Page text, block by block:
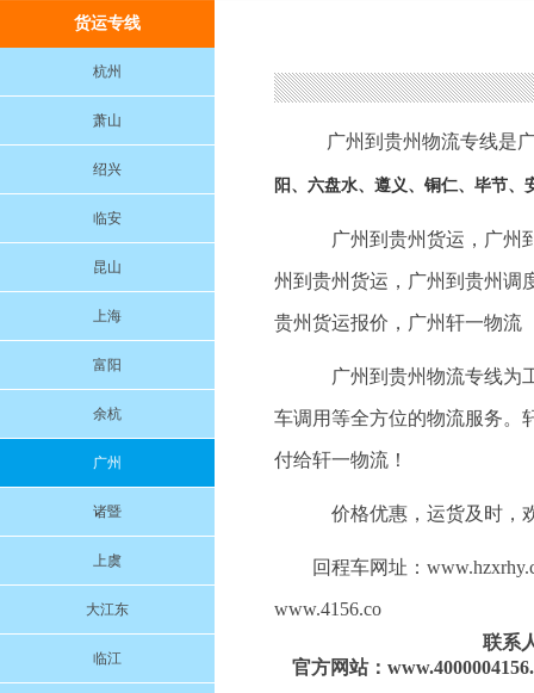
货运专线
杭州
萧山
绍兴
临安
昆山
上海
富阳
余杭
广州
诸暨
上虞
大江东
临江
广州到贵州物流专线是
阳、六盘水、遵义、铜仁、毕节、
广州到贵州货运，广州
州到贵州货运，广州到贵州调
贵州货运报价，广州轩一物流
广州到贵州物流专线为
车调用等全方位的物流服务。
付给轩一物流！
价格优惠，运货及时，
回程车网址：
www.4156.co
联系
官方网站：